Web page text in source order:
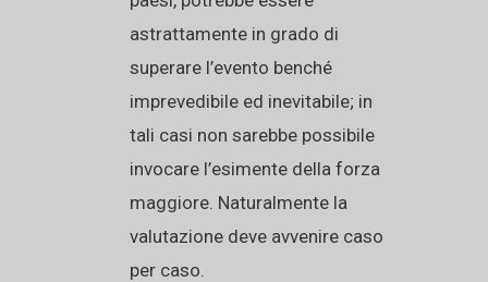
astrattamente in grado di
superare l’evento benché
imprevedibile ed inevitabile; in
tali casi non sarebbe possibile
invocare l’esimente della forza
maggiore. Naturalmente la
valutazione deve avvenire caso
per caso.